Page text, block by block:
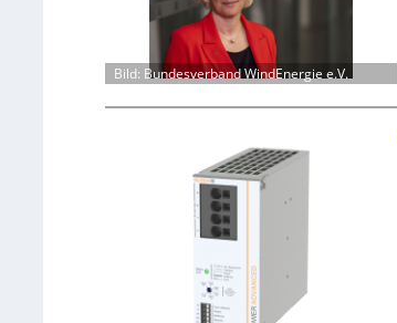
Bild: Bundesverband WindEnergie e.V.